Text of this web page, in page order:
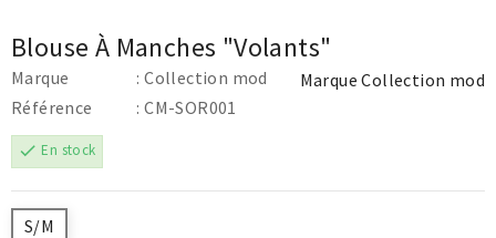
Blouse À Manches "Volants"
Marque : Collection mod Marque Collection mod
Référence
: CM-SOR001
check En stock
S/M